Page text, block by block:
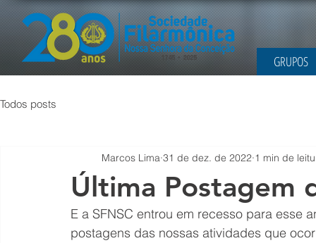
GRUPOS
Todos posts
Última Postagem
Marcos Lima 31 de dez. de 2022 1 min de
E a SFNSC entrou em recesso para esse
postagens das nossas atividades que